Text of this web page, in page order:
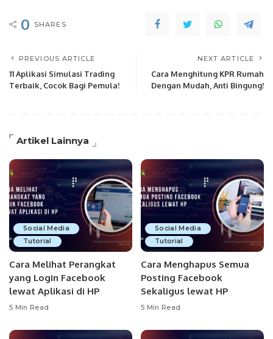
0 SHARES
PREVIOUS ARTICLE
11 Aplikasi Simulasi Trading
Terbaik, Cocok Bagi Pemula!
NEXT ARTICLE
Cara Menghitung KPR Rumah
Dengan Mudah, Anti Bingung!
Artikel Lainnya
Social Media
Tutorial
Cara Melihat Perangkat
yang Login Facebook
lewat Aplikasi di HP
5 Min Read
Social Media
Tutorial
Cara Menghapus Semua
Posting Facebook
Sekaligus lewat HP
5 Min Read